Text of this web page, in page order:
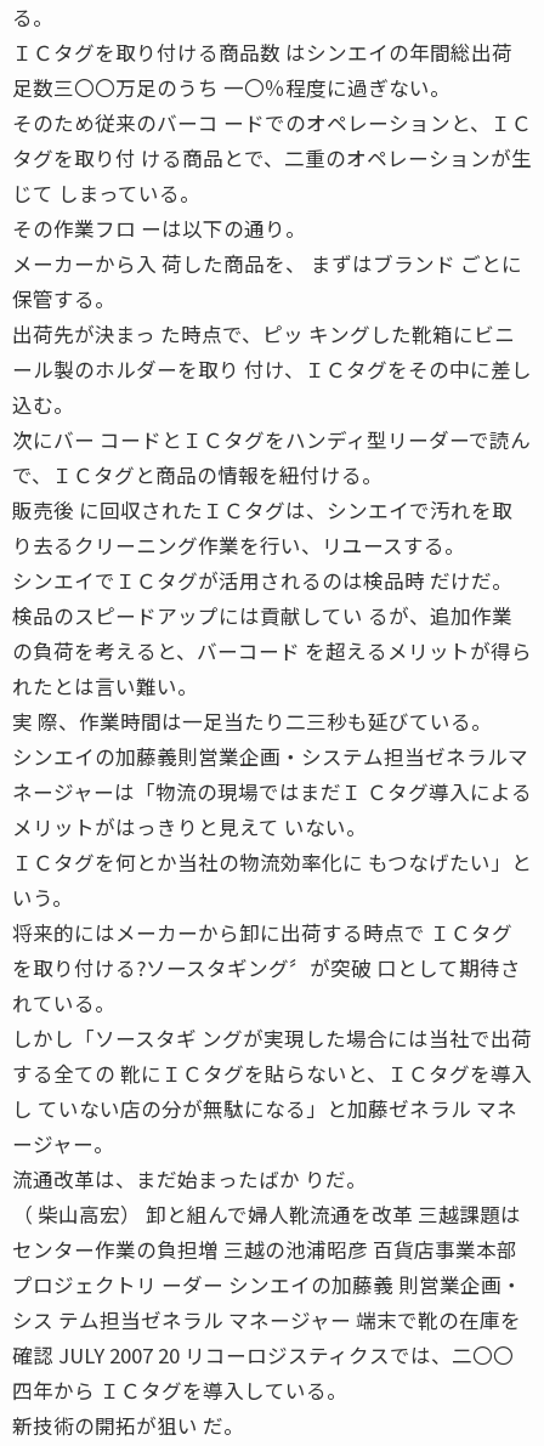
る。
ＩＣタグを取り付ける商品数 はシンエイの年間総出荷
足数三〇〇万足のうち 一〇％程度に過ぎない。
そのため従来のバーコ ードでのオペレーションと、ＩＣ
タグを取り付 ける商品とで、二重のオペレーションが生
じて しまっている。
その作業フロ ーは以下の通り。
メーカーから入 荷した商品を、 まずはブランド ごとに
保管する。
出荷先が決まっ た時点で、ピッ キングした靴箱にビニ
ール製のホルダーを取り 付け、ＩＣタグをその中に差し
込む。
次にバー コードとＩＣタグをハンディ型リーダーで読ん
で、ＩＣタグと商品の情報を紐付ける。
販売後 に回収されたＩＣタグは、シンエイで汚れを取
り去るクリーニング作業を行い、リユースする。
シンエイでＩＣタグが活用されるのは検品時 だけだ。
検品のスピードアップには貢献してい るが、追加作業
の負荷を考えると、バーコード を超えるメリットが得ら
れたとは言い難い。
実 際、作業時間は一足当たり二三秒も延びている。
シンエイの加藤義則営業企画・システム担当ゼネラルマ
ネージャーは「物流の現場ではまだＩ Ｃタグ導入による
メリットがはっきりと見えて いない。
ＩＣタグを何とか当社の物流効率化に もつなげたい」と
いう。
将来的にはメーカーから卸に出荷する時点で ＩＣタグ
を取り付ける?ソースタギング〞が突破 口として期待さ
れている。
しかし「ソースタギ ングが実現した場合には当社で出荷
する全ての 靴にＩＣタグを貼らないと、ＩＣタグを導入
し ていない店の分が無駄になる」と加藤ゼネラル マネ
ージャー。
流通改革は、まだ始まったばか りだ。
（ 柴山高宏） 卸と組んで婦人靴流通を改革 三越課題は
センター作業の負担増 三越の池浦昭彦 百貨店事業本部
プロジェクトリ ーダー シンエイの加藤義 則営業企画・
シス テム担当ゼネラル マネージャー 端末で靴の在庫を
確認 JULY 2007 20 リコーロジスティクスでは、二〇〇
四年から ＩＣタグを導入している。
新技術の開拓が狙い だ。